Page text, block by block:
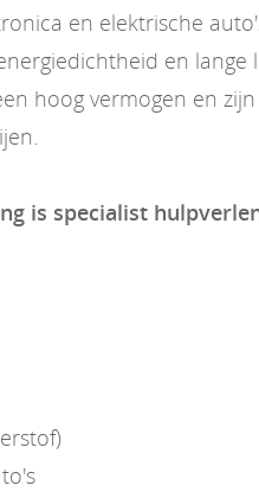
en elektrische
en lange
hoog vermogen en
is specialist